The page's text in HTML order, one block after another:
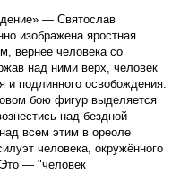
— Святослав
изображена яростная
вернее человека со
над ними верх, человек
и подлинного освобождения.
бою фигур выделяется
над бездной
всем этим в ореоле
человека, окружённого
— "человек